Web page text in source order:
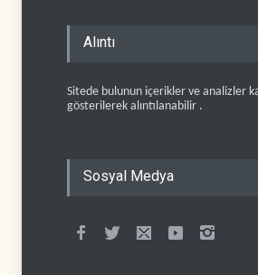
Alıntı
Sitede bulunun içerikler ve analizler
gösterilerek alıntılanabilir .
Sosyal Medya